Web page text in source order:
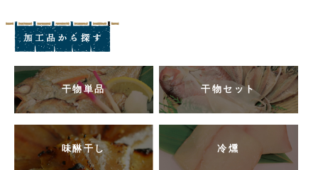
干物単品 干物セット
味醂干し 冷燻